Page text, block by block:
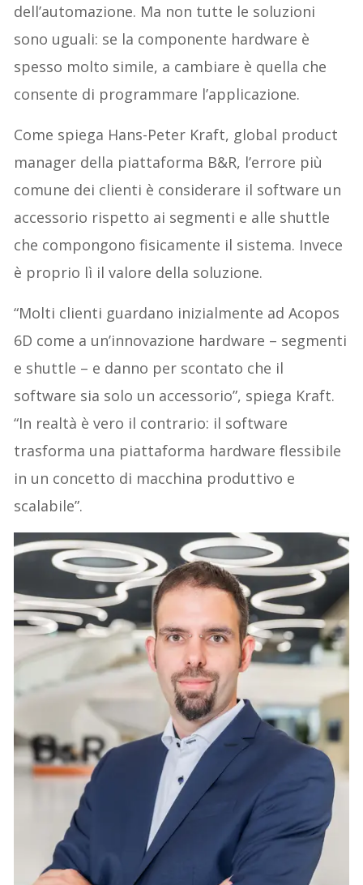
dell’automazione. Ma non tutte le soluzioni
sono uguali: se la componente hardware è
spesso molto simile, a cambiare è quella che
consente di programmare l’applicazione.
Come spiega Hans-Peter Kraft, global product
manager della piattaforma B&R, l’errore più
comune dei clienti è considerare il software un
accessorio rispetto ai segmenti e alle shuttle
che compongono fisicamente il sistema. Invece
è proprio lì il valore della soluzione.
“Molti clienti guardano inizialmente ad Acopos
6D come a un’innovazione hardware – segmenti
e shuttle – e danno per scontato che il
software sia solo un accessorio”, spiega Kraft.
“In realtà è vero il contrario: il software
trasforma una piattaforma hardware flessibile
in un concetto di macchina produttivo e
scalabile”.